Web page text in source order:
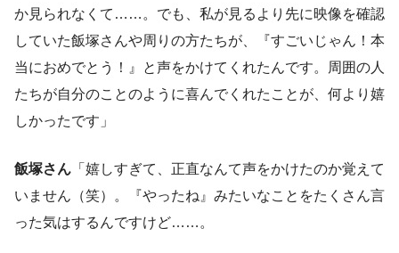
か見られなくて……。でも、私が見るより先に映像を確認
していた飯塚さんや周りの方たちが、『すごいじゃん！本
当におめでとう！』と声をかけてくれたんです。周囲の人
たちが自分のことのように喜んでくれたことが、何より嬉
しかったです」
飯塚さん 「嬉しすぎて、正直なんて声をかけたのか覚えて
いません（笑）。『やったね』みたいなことをたくさん言
った気はするんですけど……。